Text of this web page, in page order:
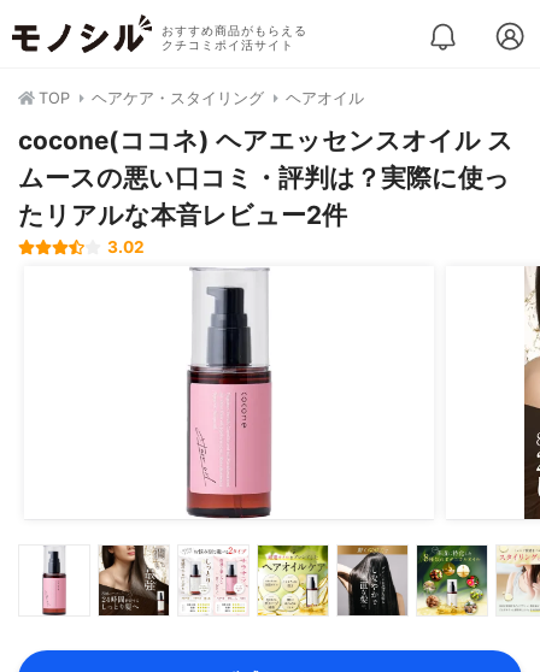
おすすめ商品がもらえる
クチコミポイ活サイト
TOP ヘアケア・スタイリング ヘアオイル
cocone(ココネ) ヘアエッセンスオイル ス
ムースの悪い口コミ・評判は？実際に使っ
たリアルな本音レビュー2件
3.02